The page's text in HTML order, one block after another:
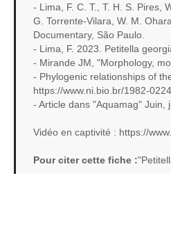
- Lima, F. C. T., T. H. S. Pires,
G. Torrente-Vilara, W. M.
Documentary, São Paulo.
- Lima, F. 2023. Petitella
- Mirande JM, "Morphology,
- Phylogenic relationships of
https://www.ni.bio.br/1982-
- Article dans "Aquamag" Juin,
Vidéo en captivité : https://
Pour citer cette fiche :